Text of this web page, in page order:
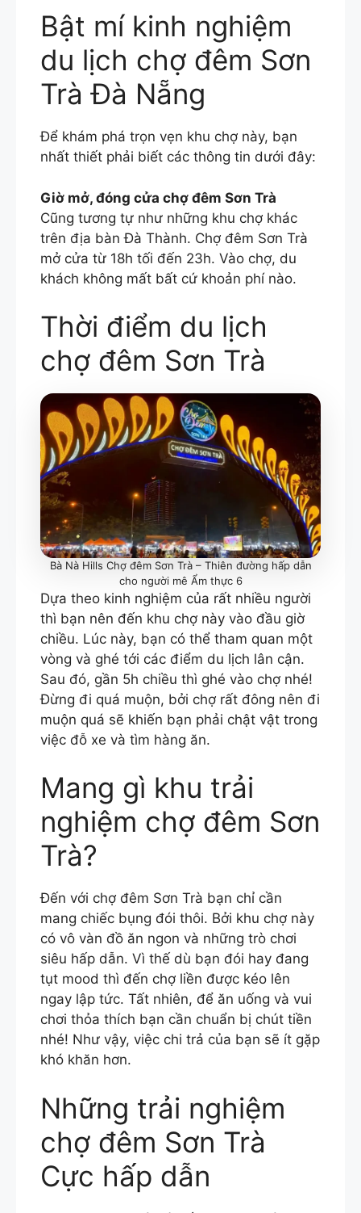
Bật mí kinh nghiệm
du lịch chợ đêm Sơn
Trà Đà Nẵng
Để khám phá trọn vẹn khu chợ này, bạn
nhất thiết phải biết các thông tin dưới đây:
Giờ mở, đóng cửa chợ đêm Sơn Trà
Cũng tương tự như những khu chợ khác
trên địa bàn Đà Thành. Chợ đêm Sơn Trà
mở cửa từ 18h tối đến 23h. Vào chợ, du
khách không mất bất cứ khoản phí nào.
Thời điểm du lịch
chợ đêm Sơn Trà
Bà Nà Hills Chợ đêm Sơn Trà – Thiên đường hấp dẫn
cho người mê Ẩm thực 6
Dựa theo kinh nghiệm của rất nhiều người
thì bạn nên đến khu chợ này vào đầu giờ
chiều. Lúc này, bạn có thể tham quan một
vòng và ghé tới các điểm du lịch lân cận.
Sau đó, gần 5h chiều thì ghé vào chợ nhé!
Đừng đi quá muộn, bởi chợ rất đông nên đi
muộn quá sẽ khiến bạn phải chật vật trong
việc đỗ xe và tìm hàng ăn.
Mang gì khu trải
nghiệm chợ đêm Sơn
Trà?
Đến với chợ đêm Sơn Trà bạn chỉ cần
mang chiếc bụng đói thôi. Bởi khu chợ này
có vô vàn đồ ăn ngon và những trò chơi
siêu hấp dẫn. Vì thế dù bạn đói hay đang
tụt mood thì đến chợ liền được kéo lên
ngay lập tức. Tất nhiên, để ăn uống và vui
chơi thỏa thích bạn cần chuẩn bị chút tiền
nhé! Như vậy, việc chi trả của bạn sẽ ít gặp
khó khăn hơn.
Những trải nghiệm
chợ đêm Sơn Trà
Cực hấp dẫn